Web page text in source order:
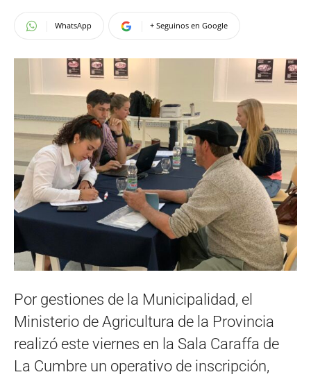
WhatsApp + Seguinos en Google
Por gestiones de la Municipalidad, el
Ministerio de Agricultura de la Provincia
realizó este viernes en la Sala Caraffa de
La Cumbre un operativo de inscripción,